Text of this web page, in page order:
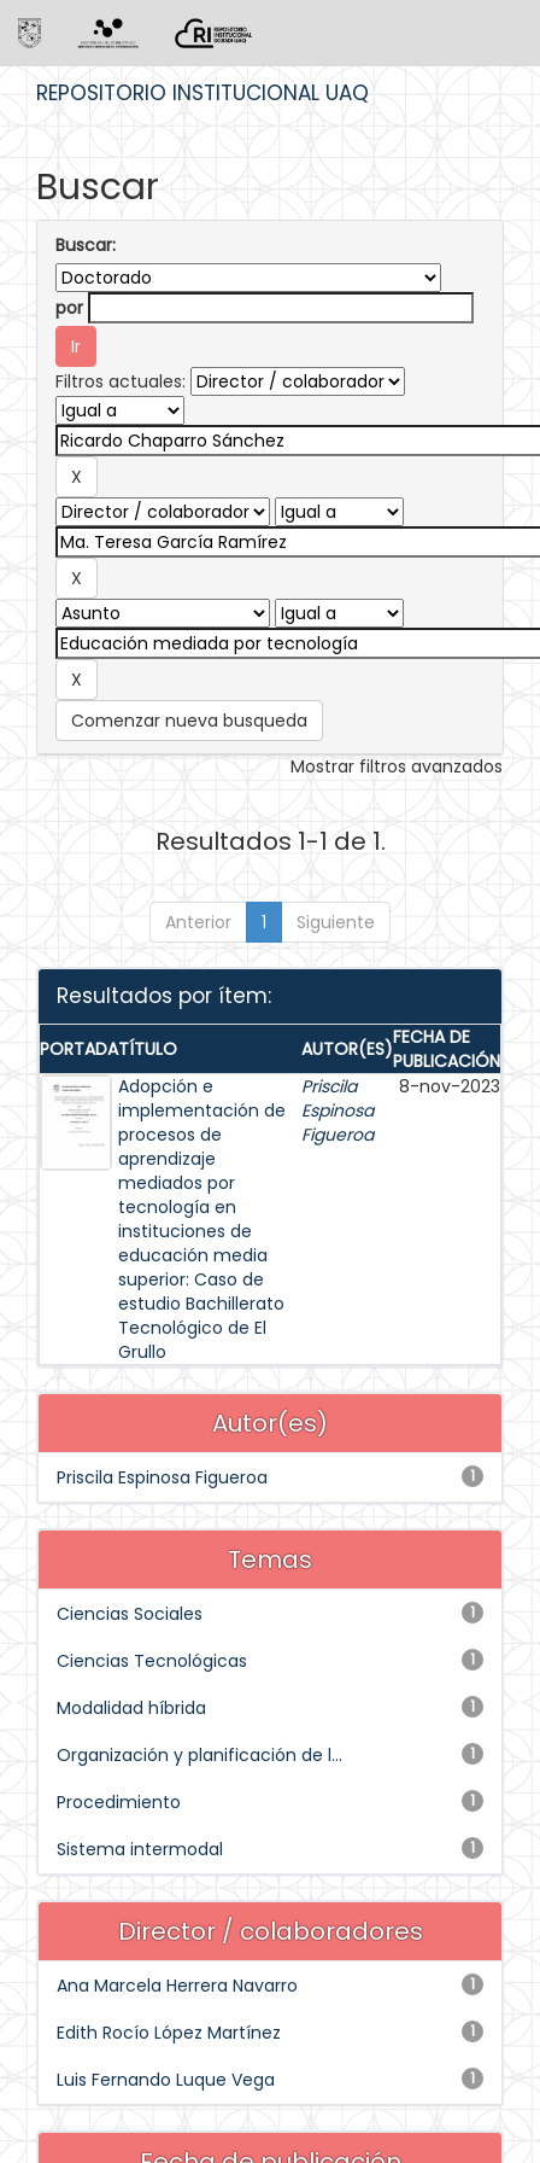
REPOSITORIO INSTITUCIONAL UAQ
Buscar
Buscar:
por
Filtros actuales:
Comenzar nueva busqueda
Mostrar filtros avanzados
Resultados 1-1 de 1.
Anterior 1 Siguiente
Resultados por ítem:
PORTADATÍTULO AUTOR(ES)FECHA DE
PUBLICACIÓN
Adopción e
implementación de
procesos de
aprendizaje
mediados por
tecnología en
instituciones de
educación media
superior: Caso de
estudio Bachillerato
Tecnológico de El
Grullo
Priscila
Espinosa
Figueroa
8-nov-2023
Autor(es)
1
Priscila Espinosa Figueroa
Temas
1
Ciencias Sociales
1
Ciencias Tecnológicas
1
Modalidad híbrida
1
Organización y planificación de l...
1
Procedimiento
1
Sistema intermodal
Director / colaboradores
1
Ana Marcela Herrera Navarro
1
Edith Rocío López Martínez
1
Luis Fernando Luque Vega